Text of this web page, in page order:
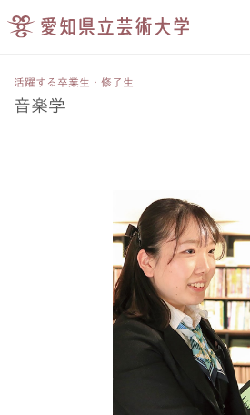
活躍する卒業生・修了生
音楽学